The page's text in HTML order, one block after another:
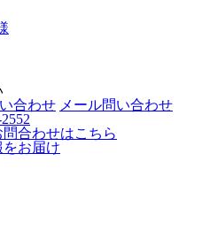
合わせ メール問い合わせ